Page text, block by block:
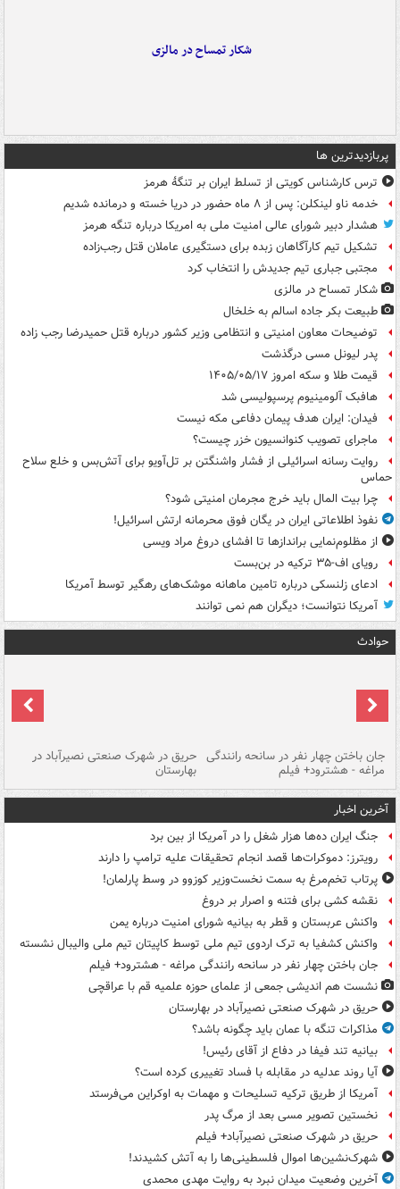
شکار تمساح در مالزی
پربازدیدترین ها
ترس کارشناس کویتی از تسلط ایران بر تنگۀ هرمز
خدمه ناو لینکلن: پس از ۸ ماه حضور در دریا خسته و درمانده‌ شدیم
هشدار دبیر شورای عالی امنیت ملی به امریکا درباره تنگه هرمز
تشکیل تیم کارآگاهان زبده برای دستگیری عاملان قتل رجب‌زاده
مجتبی جباری تیم جدیدش را انتخاب کرد
شکار تمساح در مالزی
طبیعت بکر جاده اسالم به خلخال
توضیحات معاون امنیتی و انتظامی وزیر کشور درباره قتل حمیدرضا رجب زاده
پدر لیونل مسی درگذشت
قیمت طلا و سکه امروز ۱۴۰۵/۰۵/۱۷
هافبک آلومینیوم پرسپولیسی شد
فیدان: ایران هدف پیمان دفاعی مکه نیست
ماجرای تصویب کنوانسیون خزر چیست؟
روایت رسانه اسرائیلی از فشار واشنگتن بر تل‌آویو برای آتش‌بس و خلع سلاح
حماس
چرا بیت المال باید خرج مجرمان امنیتی شود؟
نفوذ اطلاعاتی ایران در یگان فوق محرمانه ارتش اسرائیل!
از مظلوم‌نمایی براندازها تا افشای دروغ مراد ویسی
رویای اف-۳۵ ترکیه در بن‌بست
ادعای زلنسکی درباره تامین ماهانه موشک‌های رهگیر توسط آمریکا
آمریکا نتوانست؛ دیگران هم نمی توانند
حوادث
جان باختن چهار نفر در سانحه رانندگی
مراغه - هشترود+ فیلم
حریق در شهرک صنعتی نصیرآباد در
بهارستان
آخرین اخبار
جنگ ایران ده‌ها هزار شغل را در آمریکا از بین برد
رویترز: دموکرات‌ها قصد انجام تحقیقات علیه ترامپ را دارند
پرتاب تخم‌مرغ به سمت نخست‌وزیر کوزوو در وسط پارلمان!
نقشه کشی برای فتنه و اصرار بر دروغ
واکنش عربستان و قطر به بیانیه شورای امنیت درباره یمن
واکنش کشفیا به ترک اردوی تیم ملی توسط کاپیتان تیم ملی والیبال نشسته
جان باختن چهار نفر در سانحه رانندگی مراغه - هشترود+ فیلم
نشست هم اندیشی جمعی از علمای حوزه علمیه قم با عراقچی
حریق در شهرک صنعتی نصیرآباد در بهارستان
مذاکرات تنگه با عمان باید چگونه باشد؟
بیانیه تند فیفا در دفاع از آقای رئیس!
آیا روند عدلیه در مقابله با فساد تغییری کرده است؟
آمریکا از طریق ترکیه تسلیحات و مهمات به اوکراین می‌فرستد
نخستین تصویر مسی بعد از مرگ پدر
حریق در شهرک صنعتی نصیرآباد+ فیلم
شهرک‌نشین‌ها اموال فلسطینی‌ها را به آتش کشیدند!
آخرین وضعیت میدان نبرد به روایت مهدی محمدی